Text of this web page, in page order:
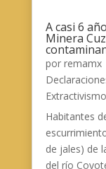
A casi 6
Minera
por remamx
Extractivismo
Habitantes
de jales) de
del río